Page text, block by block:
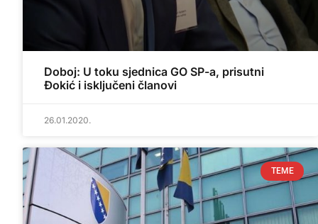
Doboj: U toku sjednica GO SP-a, prisutni
Đokić i isključeni članovi
26.01.2020.
TEME